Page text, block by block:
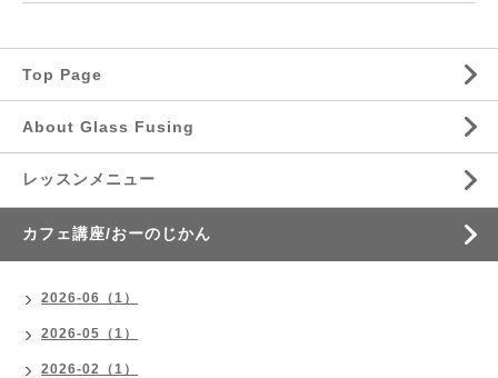
Top Page
About Glass Fusing
レッスンメニュー
カフェ講座/おーのじかん
2026-06（1）
2026-05（1）
2026-02（1）